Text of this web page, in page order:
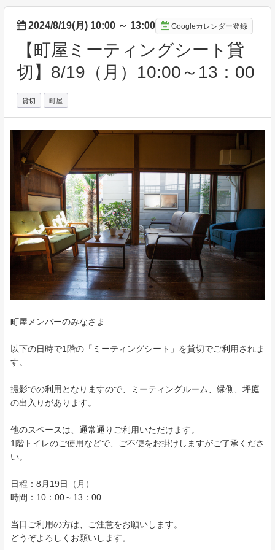
2024/8/19(月) 10:00 ～ 13:00 Googleカレンダー登録
【町屋ミーティングシート貸
切】8/19（月）10:00～13：00
貸切 町屋
町屋メンバーのみなさま
以下の日時で1階の「ミーティングシート」を貸切でご利用されま
す。
撮影での利用となりますので、ミーティングルーム、縁側、坪庭
の出入りがあります。
他のスペースは、通常通りご利用いただけます。
1階トイレのご使用などで、ご不便をお掛けしますがご了承くださ
い。
日程：8月19日（月）
時間：10：00～13：00
当日ご利用の方は、ご注意をお願いします。
どうぞよろしくお願いします。